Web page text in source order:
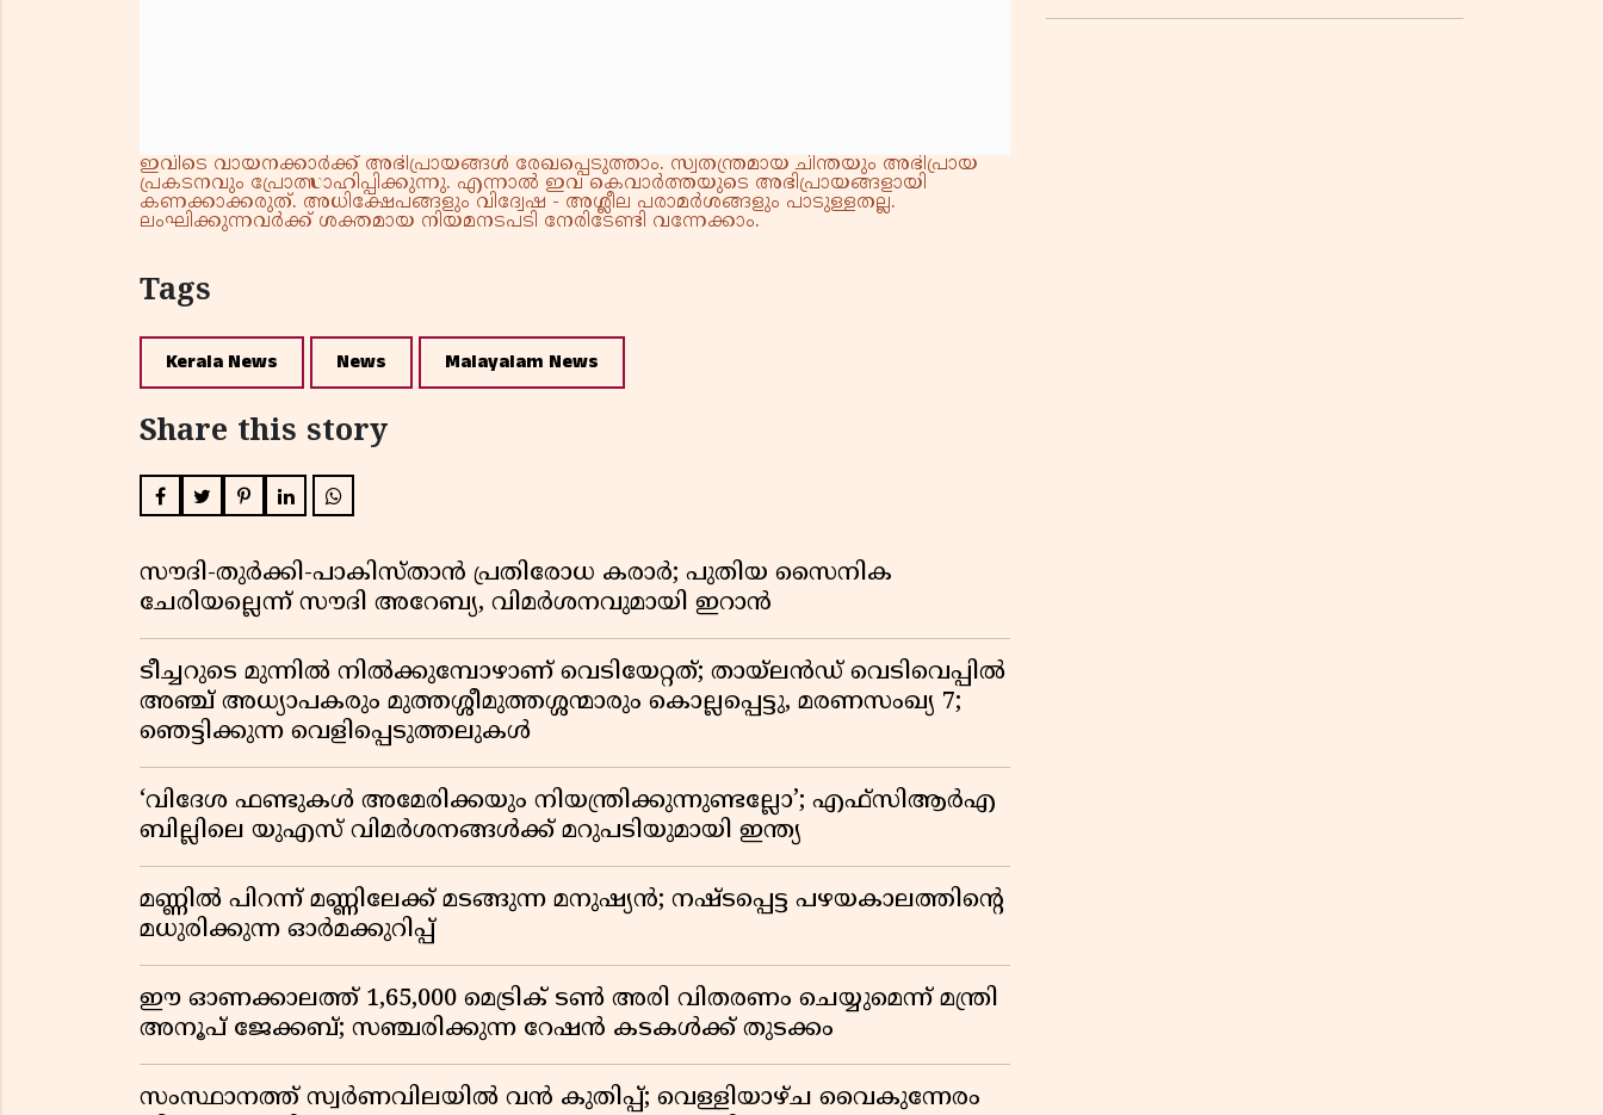
ഇവിടെ വായനക്കാർക്ക് അഭിപ്രായങ്ങൾ രേഖപ്പെടുത്താം. സ്വതന്ത്രമായ ചിന്തയും അഭിപ്രായ
പ്രകടനവും പ്രോത്സാഹിപ്പിക്കുന്നു. എന്നാൽ ഇവ കെവാർത്തയുടെ അഭിപ്രായങ്ങളായി
കണക്കാക്കരുത്. അധിക്ഷേപങ്ങളും വിദ്വേഷ - അശ്ലീല പരാമർശങ്ങളും പാടുള്ളതല്ല.
ലംഘിക്കുന്നവർക്ക് ശക്തമായ നിയമനടപടി നേരിടേണ്ടി വന്നേക്കാം.
Tags
Kerala News News Malayalam News
Share this story
സൗദി-തുർക്കി-പാകിസ്താൻ പ്രതിരോധ കരാർ; പുതിയ സൈനിക
ചേരിയല്ലെന്ന് സൗദി അറേബ്യ, വിമർശനവുമായി ഇറാൻ
ടീച്ചറുടെ മുന്നിൽ നിൽക്കുമ്പോഴാണ് വെടിയേറ്റത്; തായ്‌ലൻഡ് വെടിവെപ്പിൽ
അഞ്ച് അധ്യാപകരും മുത്തശ്ശീമുത്തശ്ശന്മാരും കൊല്ലപ്പെട്ടു, മരണസംഖ്യ 7;
ഞെട്ടിക്കുന്ന വെളിപ്പെടുത്തലുകൾ
‘വിദേശ ഫണ്ടുകൾ അമേരിക്കയും നിയന്ത്രിക്കുന്നുണ്ടല്ലോ’; എഫ്സിആർഎ
ബില്ലിലെ യുഎസ് വിമർശനങ്ങൾക്ക് മറുപടിയുമായി ഇന്ത്യ
മണ്ണിൽ പിറന്ന് മണ്ണിലേക്ക് മടങ്ങുന്ന മനുഷ്യൻ; നഷ്ടപ്പെട്ട പഴയകാലത്തിൻ്റെ
മധുരിക്കുന്ന ഓർമക്കുറിപ്പ്
ഈ ഓണക്കാലത്ത് 1,65,000 മെട്രിക് ടൺ അരി വിതരണം ചെയ്യുമെന്ന് മന്ത്രി
അനൂപ് ജേക്കബ്; സഞ്ചരിക്കുന്ന റേഷൻ കടകൾക്ക് തുടക്കം
സംസ്ഥാനത്ത് സ്വർണവിലയിൽ വൻ കുതിപ്പ്; വെള്ളിയാഴ്ച വൈകുന്നേരം